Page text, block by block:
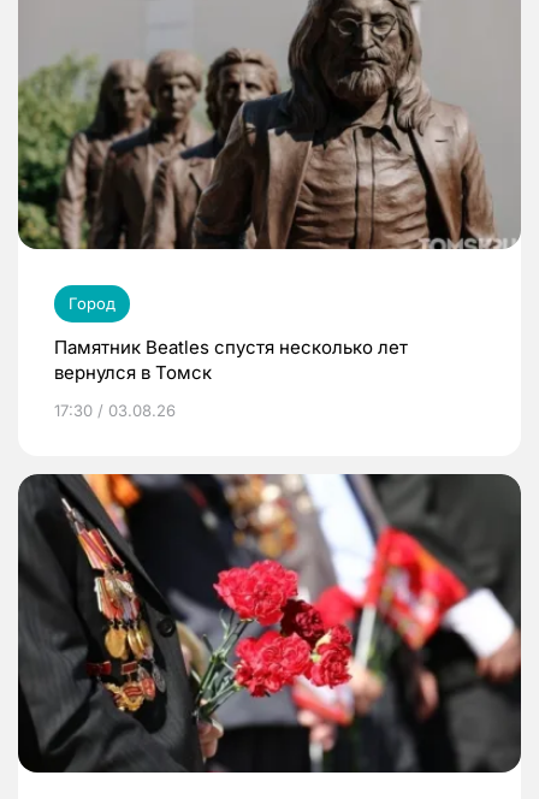
Город
Памятник Beatles спустя несколько лет
вернулся в Томск
17:30 / 03.08.26